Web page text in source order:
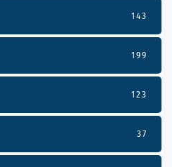
143
199
123
37